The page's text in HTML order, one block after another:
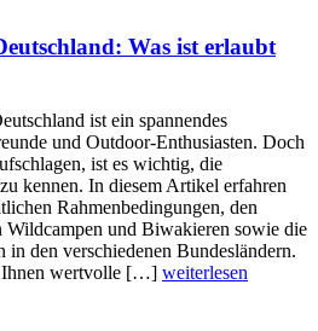
Was ist erlaubt
ist ein spannendes
und Outdoor-Enthusiasten. Doch
ist es wichtig, die
kennen. In diesem Artikel erfahren
Rahmenbedingungen, den
Wildcampen und Biwakieren sowie die
in den verschiedenen Bundesländern.
Ihnen wertvolle […] weiterlesen